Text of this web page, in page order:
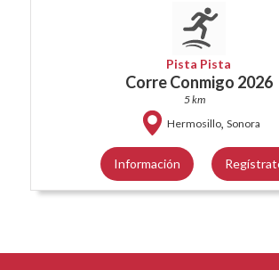
Pista Pista
Corre Conmigo 2026
5 km
Hermosillo, Sonora
Información